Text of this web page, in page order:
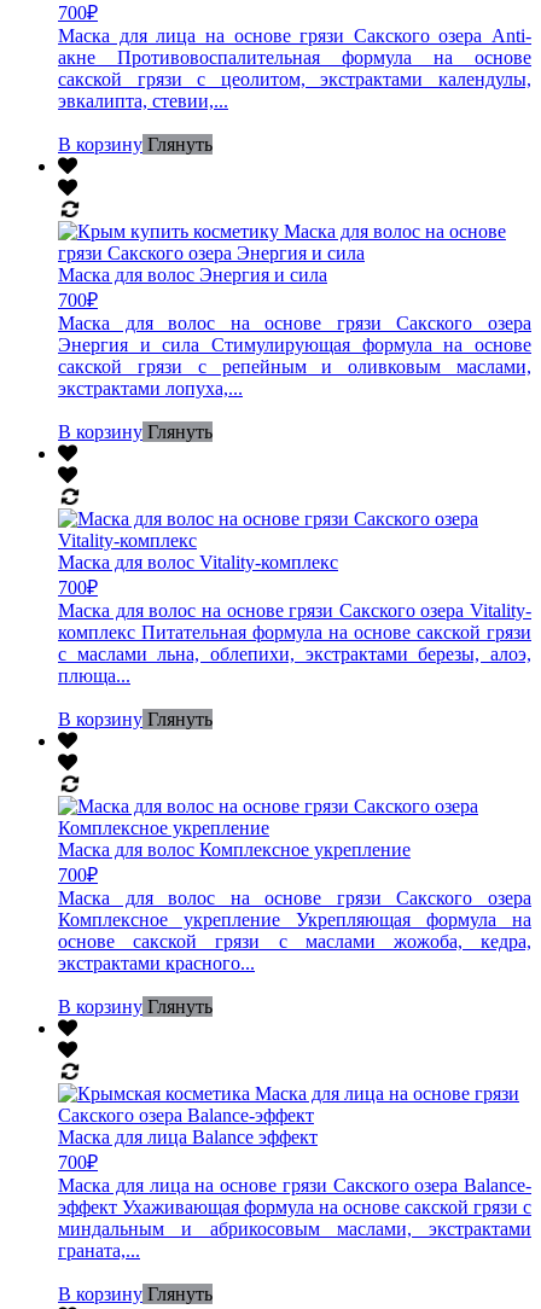
700₽
Маска для лица на основе грязи Сакского озера Anti-
акне Противовоспалительная формула на основе
сакской грязи с цеолитом, экстрактами календулы,
эвкалипта, стевии,...
В корзину Глянуть
Маска для волос Энергия и сила
700₽
Маска для волос на основе грязи Сакского озера
Энергия и сила Стимулирующая формула на основе
сакской грязи с репейным и оливковым маслами,
экстрактами лопуха,...
В корзину Глянуть
Маска для волос Vitality-комплекс
700₽
Маска для волос на основе грязи Сакского озера Vitality-
комплекс Питательная формула на основе сакской грязи
с маслами льна, облепихи, экстрактами березы, алоэ,
плюща...
В корзину Глянуть
Маска для волос Комплексное укрепление
700₽
Маска для волос на основе грязи Сакского озера
Комплексное укрепление Укрепляющая формула на
основе сакской грязи с маслами жожоба, кедра,
экстрактами красного...
В корзину Глянуть
Маска для лица Balance эффект
700₽
Маска для лица на основе грязи Сакского озера Balance-
эффект Ухаживающая формула на основе сакской грязи с
миндальным и абрикосовым маслами, экстрактами
граната,...
В корзину Глянуть